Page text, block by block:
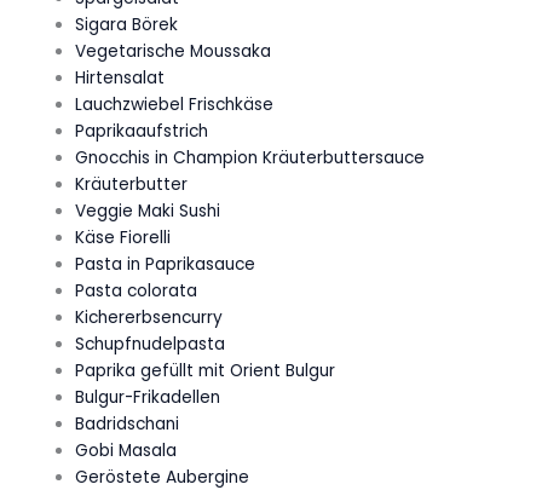
Sigara Börek
Vegetarische Moussaka
Hirtensalat
Lauchzwiebel Frischkäse
Paprikaaufstrich
Gnocchis in Champion Kräuterbuttersauce
Kräuterbutter
Veggie Maki Sushi
Käse Fiorelli
Pasta in Paprikasauce
Pasta colorata
Kichererbsencurry
Schupfnudelpasta
Paprika gefüllt mit Orient Bulgur
Bulgur-Frikadellen
Badridschani
Gobi Masala
Geröstete Aubergine